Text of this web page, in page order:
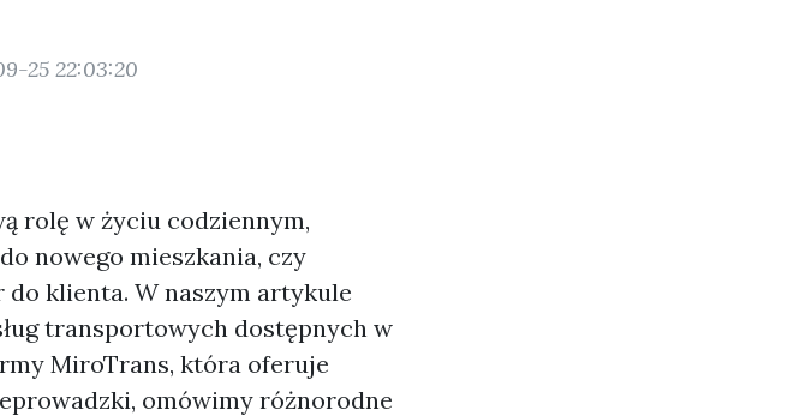
25 22:03:20
rolę w życiu codziennym,
nowego mieszkania, czy
klienta. W naszym artykule
transportowych dostępnych w
MiroTrans, która oferuje
omówimy różnorodne